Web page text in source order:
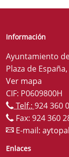
Información
Ayuntamiento
Plaza de
Ver mapa
CIF: P0609800H
Telf.: 924 360
Fax: 924 360
E-mail:
Enlaces